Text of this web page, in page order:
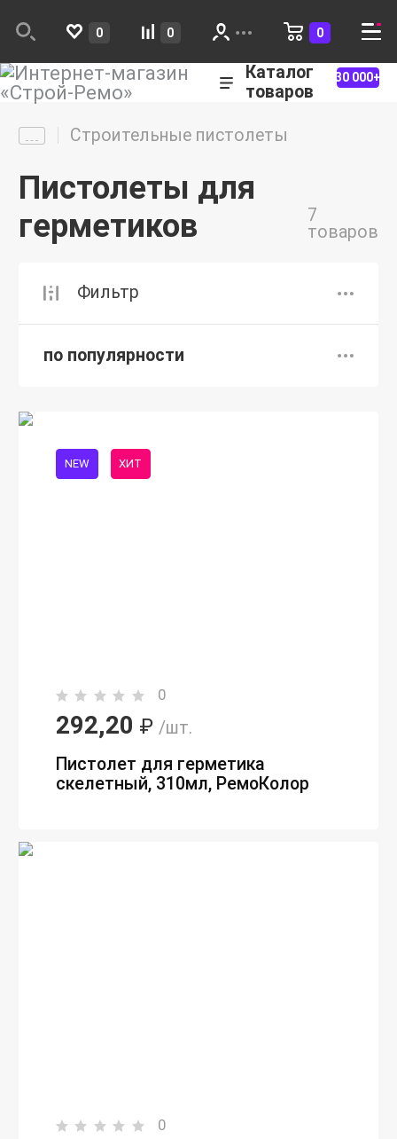
0 0 0
Каталог
товаров
30 000+
Строительные пистолеты
Пистолеты для
герметиков
7
товаров
Фильтр
по популярности
NEW ХИТ
0
292,20 ₽ /шт.
Пистолет для герметика
скелетный, 310мл, РемоКолор
0